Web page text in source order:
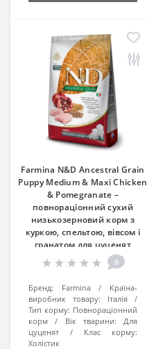
Farmina N&D Ancestral Grain
Puppy Medium & Maxi Chicken
& Pomegranate –
повнораціонний сухий
низькозерновий корм з
куркою, спельтою, вівсом і
гранатом для цуценят
середніх і великих порід, 12
кг
0
Бренд: Farmina
Країна-
виробник товару:
Італія
Тип корму: Повнораціонний
корм
Вік тварини:
Для
цуценят
Клас корму:
Холістик